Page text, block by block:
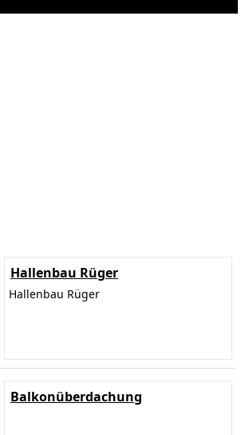
Hallenbau Rüger
Hallenbau Rüger
Balkonüberdachung